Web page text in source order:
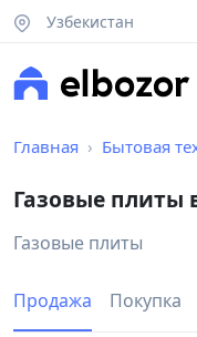
Узбекистан
Главная Бытовая
Газовые плиты
Газовые плиты
Продажа Покупка